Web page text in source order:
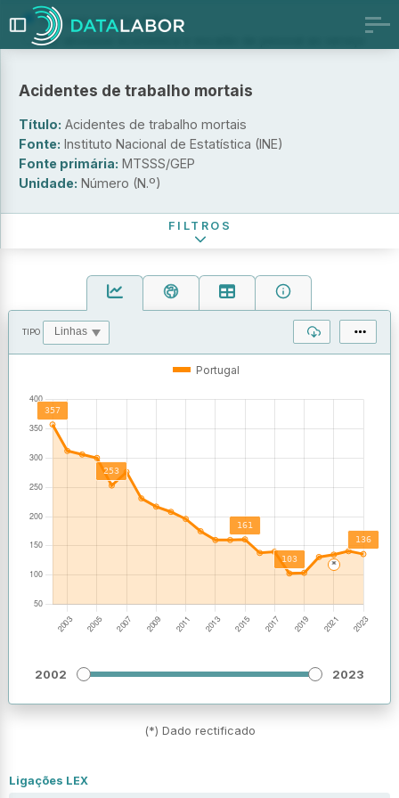
TIPO
Portugal
2002 2023
(*) Dado rectificado
Ligações LEX
Acidentes de trabalho mortais
Título: Acidentes de trabalho mortais
Fonte: Instituto Nacional de Estatística (INE)
Fonte primária: MTSSS/GEP
Unidade: Número (N.º)
Por sexo e grupo etário
Por atividade económica e escalão de pessoal ao serviço
Por causa do acidente de trabalho e tipo de ocorrência
causadora do ferimento
Sexo
Grupo etário
FILTROS